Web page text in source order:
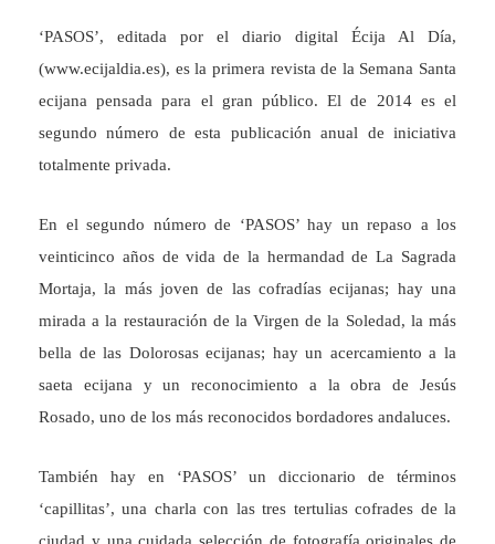
‘PASOS’, editada por el diario digital Écija Al Día,
(www.ecijaldia.es), es la primera revista de la Semana Santa
ecijana pensada para el gran público. El de 2014 es el
segundo número de esta publicación anual de iniciativa
totalmente privada.
En el segundo número de ‘PASOS’ hay un repaso a los
veinticinco años de vida de la hermandad de La Sagrada
Mortaja, la más joven de las cofradías ecijanas; hay una
mirada a la restauración de la Virgen de la Soledad, la más
bella de las Dolorosas ecijanas; hay un acercamiento a la
saeta ecijana y un reconocimiento a la obra de Jesús
Rosado, uno de los más reconocidos bordadores andaluces.
También hay en ‘PASOS’ un diccionario de términos
‘capillitas’, una charla con las tres tertulias cofrades de la